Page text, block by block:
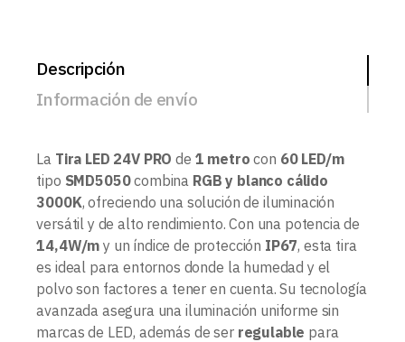
Descripción
Información de envío
La Tira LED 24V PRO de 1 metro con 60 LED/m
tipo SMD5050combina RGB y blanco cálido
3000K, ofreciendo una solución de iluminación
versátil y de alto rendimiento. Con una potencia de
14,4W/m y un índice de protección IP67, esta tira
es ideal para entornos donde la humedad y el
polvo son factores a tener en cuenta. Su tecnología
avanzada asegura una iluminación uniforme sin
marcas de LED, además de ser regulable para